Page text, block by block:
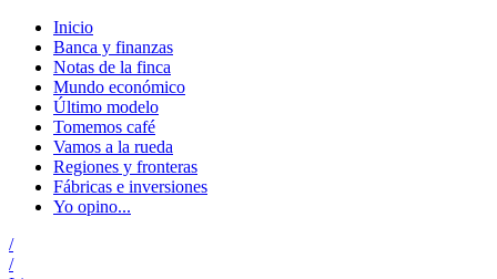
Inicio
Banca y finanzas
Notas de la finca
Mundo económico
Último modelo
Tomemos café
Vamos a la rueda
Regiones y fronteras
Fábricas e inversiones
Yo opino...
/
/